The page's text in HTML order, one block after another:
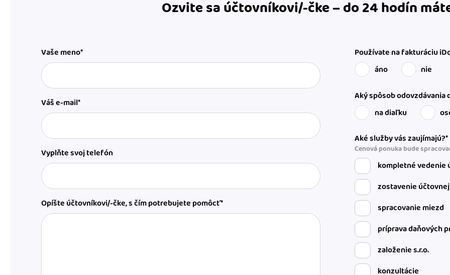
Ozvite sa účtovníkovi/-čke – do 24 hodín
Vaše meno*
Váš e-mail*
Vyplňte svoj telefón
Opíšte účtovníkovi/-čke, s čím potrebujete pomôcť*
Používate na fakturáciu
áno
nie
Aký spôsob
na diaľku
Aké služby vás zaujímajú?*
Cenová ponuka bude
kompletné vedenie
zostavenie
spracovanie miezd
príprava daňových
založenie s.r.o.
konzultácie